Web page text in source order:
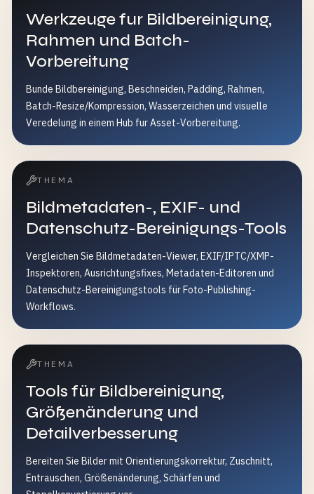
Werkzeuge fur Bildbereinigung,
Rahmen und Batch-
Vorbereitung
Bunde Bildbereinigung, Beschneiden, Padding, Rahmen,
Batch-Resize/Kompression, Wasserzeichen und visuelle
Veredelung in einem Hub fur Asset-Vorbereitung.
THEMA
Bildmetadaten-, EXIF- und
Datenschutz-Bereinigungs-Tools
Vergleichen Sie Bildmetadaten-Viewer, EXIF/IPTC/XMP-
Inspektoren, Ausrichtungsfixes, Metadaten-Editoren und
Datenschutz-Bereinigungstools für Foto-Publishing-
Workflows.
THEMA
Tools für Bildbereinigung,
Größenänderung und
Detailverbesserung
Bereiten Sie Bilder mit Orientierungskorrektur, Zuschnitt,
Entrauschen, Größenänderung, Schärfen und